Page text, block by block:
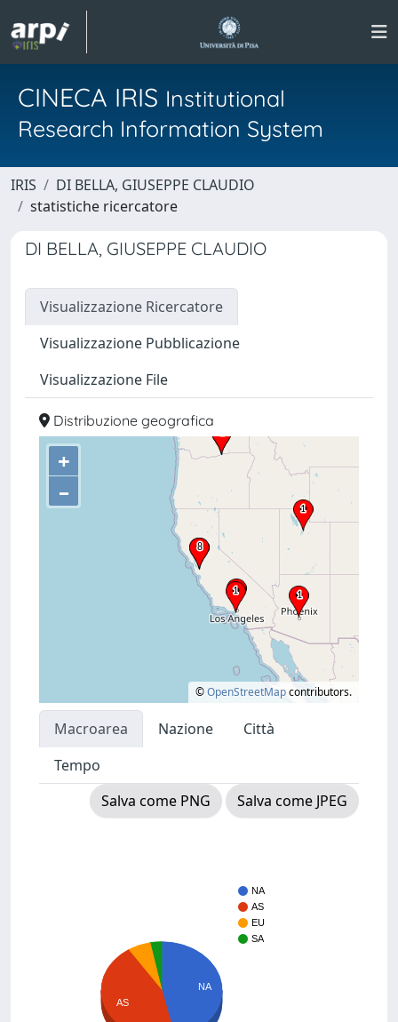
CINECA IRIS Institutional
Research Information System
IRIS
DI BELLA, GIUSEPPE CLAUDIO
statistiche ricercatore
DI BELLA, GIUSEPPE CLAUDIO
Visualizzazione Ricercatore
Visualizzazione Pubblicazione
Visualizzazione File
Distribuzione geografica
+
–
©OpenStreetMapcontributors.
Macroarea Nazione
Città
Tempo
Salva come PNG
Salva come JPEG
NA
AS
EU
SA
NA
AS